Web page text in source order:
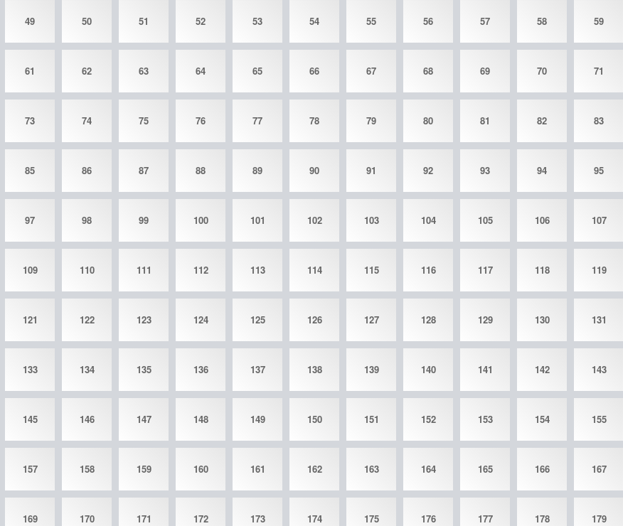
49 50 51 52 53 54 55 56 57 58 59
61 62 63 64 65 66 67 68 69 70 71
73 74 75 76 77 78 79 80 81 82 83
85 86 87 88 89 90 91 92 93 94 95
97 98 99 100 101 102 103 104 105 106 107
109 110 111 112 113 114 115 116 117 118 119
121 122 123 124 125 126 127 128 129 130 131
133 134 135 136 137 138 139 140 141 142 143
145 146 147 148 149 150 151 152 153 154 155
157 158 159 160 161 162 163 164 165 166 167
169 170 171 172 173 174 175 176 177 178 179